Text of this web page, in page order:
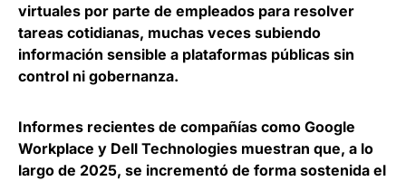
virtuales por parte de empleados para resolver
tareas cotidianas, muchas veces subiendo
información sensible a plataformas públicas sin
control ni gobernanza.
Informes recientes de compañías como Google
Workplace y Dell Technologies muestran que, a lo
largo de 2025, se incrementó de forma sostenida el